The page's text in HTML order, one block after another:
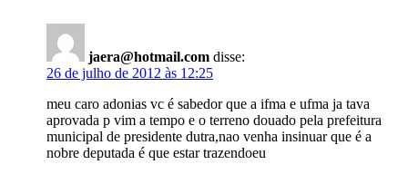
jaera@hotmail.com disse:
26 de julho de 2012 às 12:25
meu caro adonias vc é sabedor que a ifma e ufma ja tava
aprovada p vim a tempo e o terreno douado pela prefeitura
municipal de presidente dutra,nao venha insinuar que é a
nobre deputada é que estar trazendoeu